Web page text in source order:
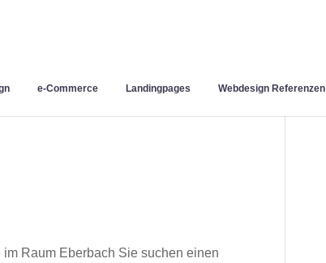
e-Commerce Landingpages Webdesign Referenzen
Raum Eberbach Sie suchen einen